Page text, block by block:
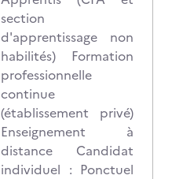
section
d'apprentissage non
habilités) Formation
professionnelle
continue
(établissement privé)
Enseignement à
distance Candidat
individuel : Ponctuel